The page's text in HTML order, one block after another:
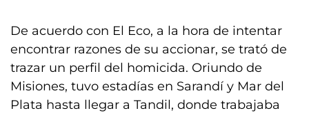
De acuerdo con El Eco, a la hora de intentar
encontrar razones de su accionar, se trató de
trazar un perfil del homicida. Oriundo de
Misiones, tuvo estadías en Sarandí y Mar del
Plata hasta llegar a Tandil, donde trabajaba